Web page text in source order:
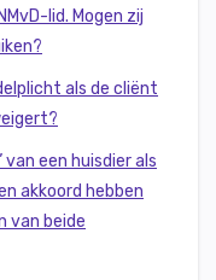
lid. Mogen zij
als de cliënt
van een huisdier als
akkoord hebben
van beide